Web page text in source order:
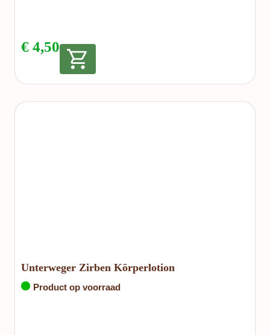
€ 4,50
Unterweger Zirben Körperlotion
Product op voorraad